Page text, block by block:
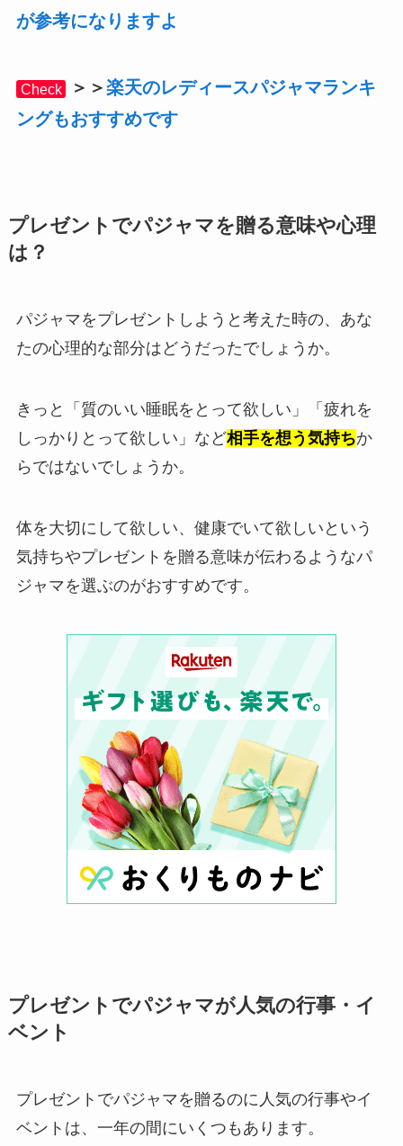
が参考になりますよ
Check ＞＞楽天のレディースパジャマランキ
ングもおすすめです
プレゼントでパジャマを贈る意味や心理
は？
パジャマをプレゼントしようと考えた時の、あな
たの心理的な部分はどうだったでしょうか。
きっと「質のいい睡眠をとって欲しい」「疲れを
しっかりとって欲しい」など相手を想う気持ちか
らではないでしょうか。
体を大切にして欲しい、健康でいて欲しいという
気持ちやプレゼントを贈る意味が伝わるようなパ
ジャマを選ぶのがおすすめです。
プレゼントでパジャマが人気の行事・イ
ベント
プレゼントでパジャマを贈るのに人気の行事やイ
ベントは、一年の間にいくつもあります。